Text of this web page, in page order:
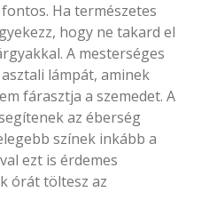
Ha természetes
hogy ne takard el
A mesterséges
lámpát, aminek
fárasztja a szemedet. A
az éberség
színek inkább a
ezt is érdemes
órát töltesz az